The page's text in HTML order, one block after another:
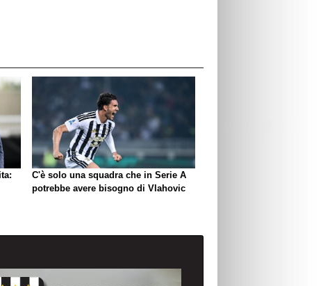
C'è solo una squadra che in Serie A
potrebbe avere bisogno di Vlahovic